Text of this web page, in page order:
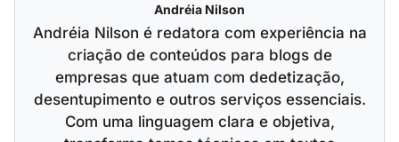
Andréia Nilson
Andréia Nilson é redatora com experiência na
criação de conteúdos para blogs de
empresas que atuam com dedetização,
desentupimento e outros serviços essenciais.
Com uma linguagem clara e objetiva,